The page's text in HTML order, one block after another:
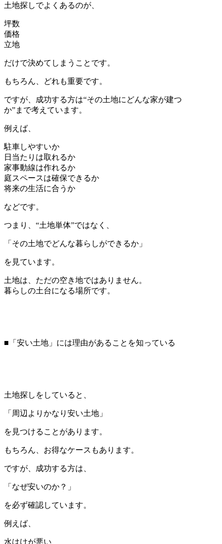
土地探しでよくあるのが、
坪数
価格
立地
だけで決めてしまうことです。
もちろん、どれも重要です。
ですが、成功する方は“その土地にどんな家が建つ
か”まで考えています。
例えば、
駐車しやすいか
日当たりは取れるか
家事動線は作れるか
庭スペースは確保できるか
将来の生活に合うか
などです。
つまり、“土地単体”ではなく、
「その土地でどんな暮らしができるか」
を見ています。
土地は、ただの空き地ではありません。
暮らしの土台になる場所です。
■「安い土地」には理由があることを知っている
土地探しをしていると、
「周辺よりかなり安い土地」
を見つけることがあります。
もちろん、お得なケースもあります。
ですが、成功する方は、
「なぜ安いのか？」
を必ず確認しています。
例えば、
水はけが悪い